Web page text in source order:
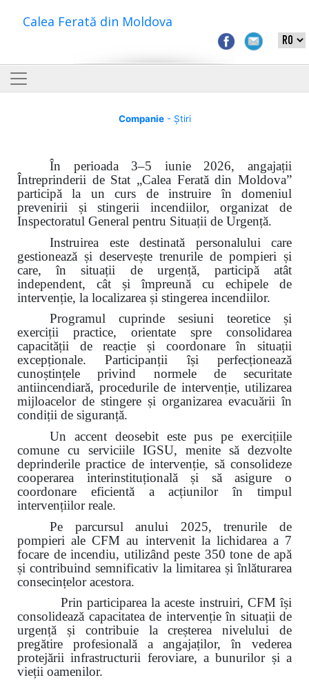
Calea Ferată din Moldova
Companie- Știri
În perioada 3–5 iunie 2026, angajații
Întreprinderii de Stat „Calea Ferată din Moldova”
participă la un curs de instruire în domeniul
prevenirii și stingerii incendiilor, organizat de
Inspectoratul General pentru Situații de Urgență.
Instruirea este destinată personalului care
gestionează și deservește trenurile de pompieri și
care, în situații de urgență, participă atât
independent, cât și împreună cu echipele de
intervenție, la localizarea și stingerea incendiilor.
Programul cuprinde sesiuni teoretice și
exerciții practice, orientate spre consolidarea
capacității de reacție și coordonare în situații
excepționale. Participanții își perfecționează
cunoștințele privind normele de securitate
antiincendiară, procedurile de intervenție, utilizarea
mijloacelor de stingere și organizarea evacuării în
condiții de siguranță.
Un accent deosebit este pus pe exercițiile
comune cu serviciile IGSU, menite să dezvolte
deprinderile practice de intervenție, să consolideze
cooperarea interinstituțională și să asigure o
coordonare eficientă a acțiunilor în timpul
intervențiilor reale.
Pe parcursul anului 2025, trenurile de
pompieri ale CFM au intervenit la lichidarea a 7
focare de incendiu, utilizând peste 350 tone de apă
și contribuind semnificativ la limitarea și înlăturarea
consecințelor acestora.
Prin participarea la aceste instruiri, CFM își
consolidează capacitatea de intervenție în situații de
urgență și contribuie la creșterea nivelului de
pregătire profesională a angajaților, în vederea
protejării infrastructurii feroviare, a bunurilor și a
vieții oamenilor.